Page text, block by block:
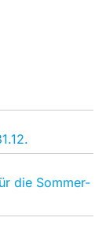
die Sommer-